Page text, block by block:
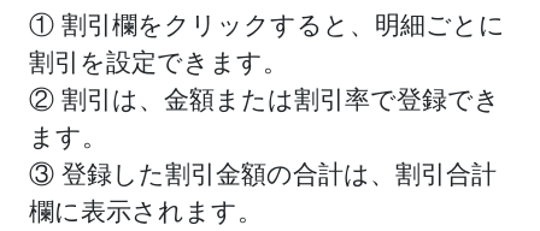
① 割引欄をクリックすると、明細ごとに
割引を設定できます。
② 割引は、金額または割引率で登録でき
ます。
③ 登録した割引金額の合計は、割引合計
欄に表示されます。